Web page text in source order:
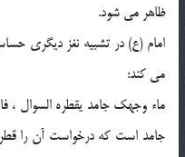
ظاهر مي شود.
امام (ع) در تشبيه نغز ديگري
مي کند:
ماء وجهک جامد يقطره السوال ،
جامد است که درخواست آن را